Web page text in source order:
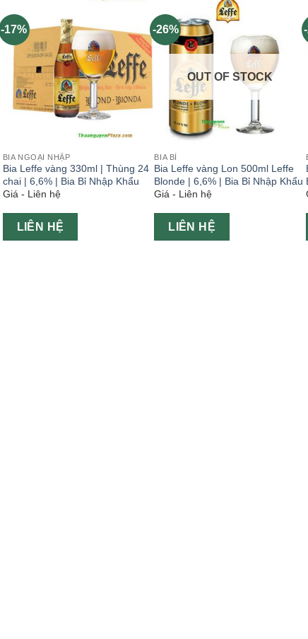
-17%
BIA NGOẠI NHẬP
Bia Leffe vàng 330ml | Thùng 24
chai | 6,6% | Bia Bỉ Nhập Khẩu
Giá - Liên hệ
LIÊN HỆ
-26%
OUT OF STOCK
BIA BỈ
Bia Leffe vàng Lon 500ml Leffe
Blonde | 6,6% | Bia Bỉ Nhập Khẩu
Giá - Liên hệ
LIÊN HỆ